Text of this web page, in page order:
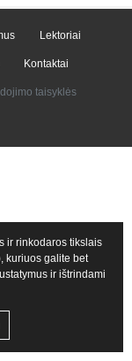
Lektoriai
Kontaktai
taisyklės
ir rinkodaros tikslais
kuriuos galite bet
ir ištrindami